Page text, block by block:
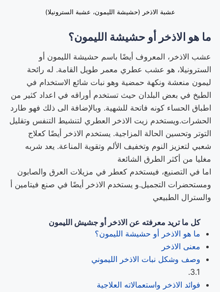
عشبة الاذخر (حشيشة الليمون، عشبة السترونيلا)
ما هو الاذخر أو حشيشة الليمون؟
عشب الاذخر، المعروف أيضًا باسم حشيشة الليمون أو
السترونيلا، هو عشب عطري معمر طويل القامة. له رائحة
ليمون منعشة ونكهة حمضية وهو نبات شائع الاستخدام في
الطبخ في بعض البلدان حيث تستخدم أوراقه في اعداد كثير من
اطباق الحساء كونه فاتحة للشهية. وبالإضافة الى ذلك فهو طارد
الحشرات.ويستخدم زيت الاذخر العطري لتنشيط التنفس وتقليل
التوتر وتحسين الحالة المزاجية. يستخدم الاذخر أيضًا كعلاج
شعبي لتعزيز النوم وتخفيف الألم وتقوية المناعة. يعد شربه
مغليا من أكثر الطرق الشائعة
اما في التصنيع، فيستخدم كعطر في مزيلات العرق والصابون
ومستحضرات التجميل.و يستخدم الاذخر أيضًا في صنع فيتامين أ
والسترال الطبيعي
كل ما تريد معرفته عن الاذخر أو جشيش الليمون
ما هو الاذخر أو حشيشة الليمون؟
معنى الاذخر
وصف وشكل نبات الاذخر الليموني
فوائد الاذخر واستعمالاته العلاجية